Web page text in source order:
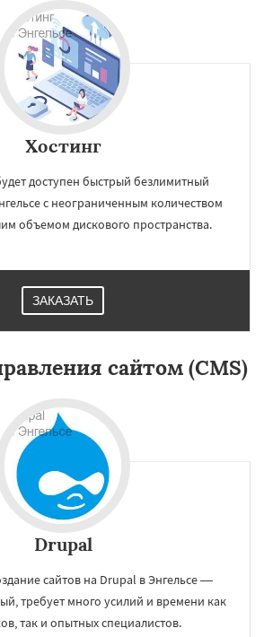
×
Братск
Орск
Старый Оскол
Бийск
Прокопьевск
Хостинг
доступен быстрый безлимитный
с неограниченным количеством
объемом дискового пространства.
ЗАКАЗАТЬ
сайтом (CMS)
Drupal
сайтов на Drupal в Энгельсе —
требует много усилий и времени как
так и опытных специалистов.
×
на обработку персональных данных